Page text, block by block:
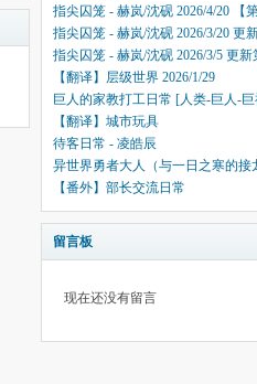
指尖囚笼 - 赫岚/沈砚 2026/4/20 【
指尖囚笼 - 赫岚/沈砚 2026/3/20 更
指尖囚笼 - 赫岚/沈砚 2026/3/5 更新
【翻译】层级世界 2026/1/29
巨人的家教打工日常 [人类-巨人-
【翻译】城市玩具
待客日常 - 凌皓辰
异世界勇者大人（与一日之寒的接
【番外】部长交流日常
留言板
现在还没有留言